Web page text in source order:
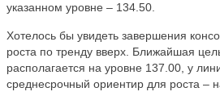
указанном уровне – 134.50.
Хотелось бы увидеть завершения
роста по тренду вверх. Ближайшая
располагается на уровне 137.00, у
среднесрочный ориентир для роста –